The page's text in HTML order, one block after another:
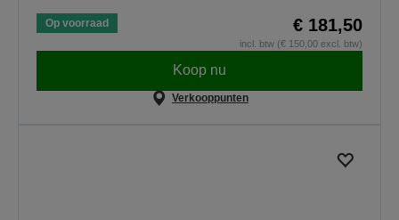
Op voorraad € 181,50
incl. btw (€ 150,00 excl. btw)
Koop nu
Verkooppunten